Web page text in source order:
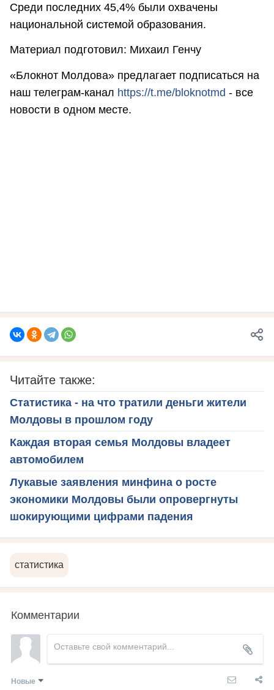
Среди последних 45,4% были охвачены
национальной системой образования.
Материал подготовил: Михаил Генчу
«Блокнот Молдова» предлагает подписаться на
наш телеграм-канал https://t.me/bloknotmd - все
новости в одном месте.
Читайте также:
Статистика - на что тратили деньги жители
Молдовы в прошлом году
Каждая вторая семья Молдовы владеет
автомобилем
Лукавые заявления минфина о росте
экономики Молдовы были опровергнуты
шокирующими цифрами падения
статистика
Комментарии
Новые